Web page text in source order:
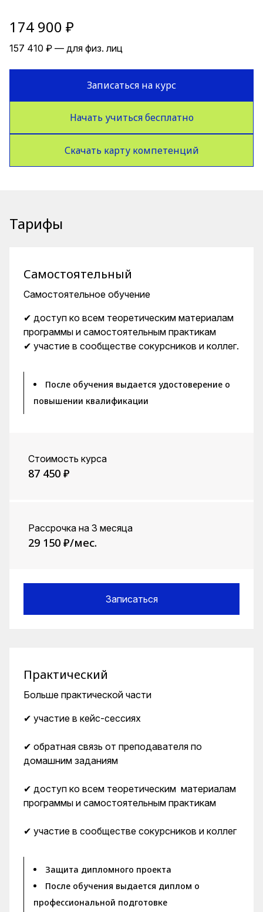
174 900 ₽
157 410 ₽ — для физ. лиц
Записаться на курс
Начать учиться бесплатно
Скачать карту компетенций
Тарифы
Самостоятельный
Самостоятельное обучение
✔ доступ ко всем теоретическим материалам
программы и самостоятельным практикам
✔ участие в сообществе сокурсников и коллег.
После обучения выдается удостоверение о
повышении квалификации
Стоимость курса
87 450 ₽
Рассрочка на 3 месяца
29 150 ₽/мес.
Записаться
Практический
Больше практической части
✔ участие в кейс-сессиях
✔ обратная связь от преподавателя по
домашним заданиям
✔ доступ ко всем теоретическим материалам
программы и самостоятельным практикам
✔ участие в сообществе сокурсников и коллег
Защита дипломного проекта
После обучения выдается диплом о
профессиональной подготовке